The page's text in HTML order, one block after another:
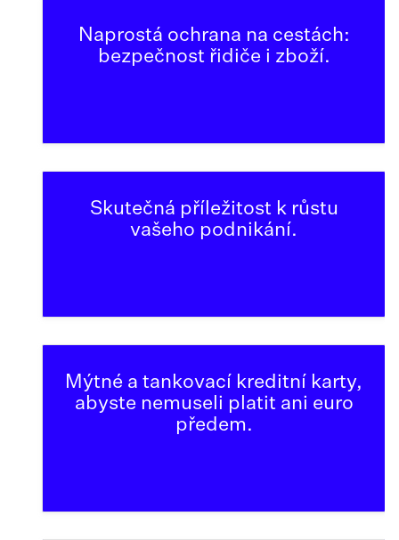
Naprostá ochrana na cestách:
bezpečnost řidiče i zboží.
Skutečná příležitost k růstu
vašeho podnikání.
Mýtné a tankovací kreditní karty,
abyste nemuseli platit ani euro
předem.